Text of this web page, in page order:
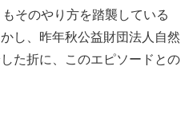
そのやり方を踏襲している
し、昨年秋公益財団法人自然
た折に、このエピソードとの